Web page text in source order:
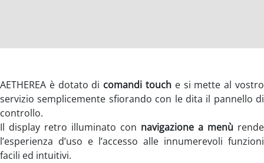
AETHEREA è dotato di comandi touch e si mette al vostro
servizio semplicemente sfiorando con le dita il pannello di
controllo.
Il display retro illuminato con navigazione a menù rende
l’esperienza d’uso e l’accesso alle innumerevoli funzioni
facili ed intuitivi.